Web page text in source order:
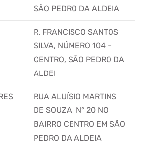
SÃO PEDRO DA ALDEIA
R. FRANCISCO SANTOS
SILVA, NÚMERO 104 –
CENTRO, SÃO PEDRO DA
ALDEI
RUA ALUÍSIO MARTINS
DE SOUZA, Nº 20 NO
BAIRRO CENTRO EM SÃO
PEDRO DA ALDEIA